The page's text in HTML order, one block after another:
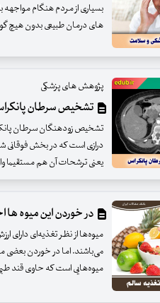
بسیاری از مردم هنگام مواجهه
های درمان طبیعی بدون هیچ
پژوهش های پزشکی
تشخیص سرطان
تشخیص زودهنگان سرطان
درازی است که در بخش فوقانی
یعنی ترشحات آن هم مستقیما
در خوردن این میوه‌ ها
میوه‌ها از نظر تغذیه‌ای دارای
می‌باشند. اما در خوردن بعضی
میوه‌هایی است که حاوی قند